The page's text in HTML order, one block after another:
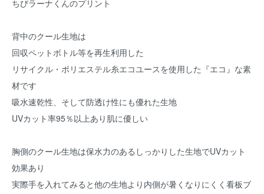
ちびラーナくんのプリント
背中のクール生地は
回収ペットボトル等を再生利用した
リサイクル・ポリエステル糸エコユースを使用した『エコ』な素
材です
吸水速乾性、そして防透け性にも優れた生地
UVカット率95％以上あり肌に優しい
胸側のクール生地は保水力のあるしっかりした生地でUVカット
効果あり
実際手を入れてみると他の生地より内側が暑くなりにくく看板ブ